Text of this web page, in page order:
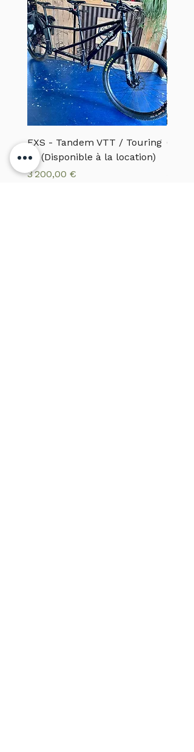
EXS - Tandem VTT / Touring
29 (Disponible à la location)
Prix
3 200,00 €